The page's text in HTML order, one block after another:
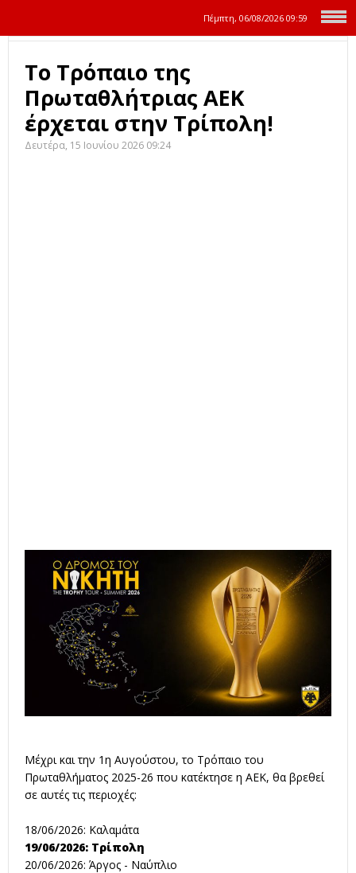
Πέμπτη, 06/08/2026 09:59
Το Τρόπαιο της
Πρωταθλήτριας ΑΕΚ
έρχεται στην Τρίπολη!
Δευτέρα, 15 Ιουνίου 2026 09:24
Μέχρι και την 1η Αυγούστου, το Τρόπαιο του
Πρωταθλήματος 2025-26 που κατέκτησε η ΑΕΚ, θα βρεθεί
σε αυτές τις περιοχές:
18/06/2026: Καλαμάτα
19/06/2026: Τρίπολη
20/06/2026: Άργος - Ναύπλιο